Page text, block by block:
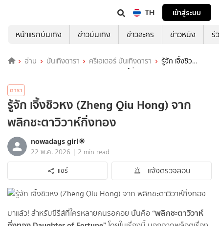
TH
เข้าสู่ระบบ
หน้าแรกบันเทิง
ข่าวบันเทิง ข่าวละคร ข่าวหนัง รี
อ่าน บันเทิงดารา ครีเอเตอร์ บันเทิงดารา
รู้จัก เจิ้งชิว
หง (Zheng Qiu Hong) จาก พลิกชะตาวิวาห์กิ่งทอง
ดารา
รู้จัก เจิ้งชิวหง (Zheng Qiu Hong) จาก
พลิกชะตาวิวาห์กิ่งทอง
nowadays girl☀︎︎
22 พ.ค. 2026 | 2 min read
แชร์
แจ้งตรวจสอบ
มาแล้ว! สำหรับซีรีส์ที่ใครหลายคนรอคอย นั่นคือ “พลิกชะตาวิวาห์